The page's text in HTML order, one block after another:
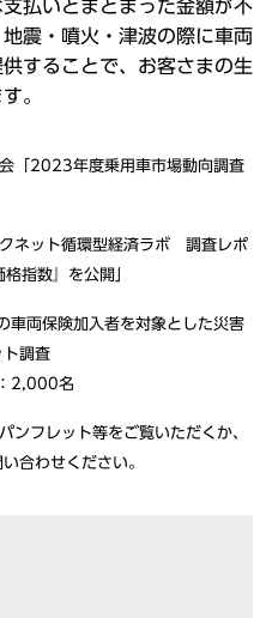
払いとまとまった金額が不
震・噴火・津波の際に車両
することで、お客さまの生
。
「2023年度乗用車市場動向調査
ネット循環型経済ラボ 調査レポ
指数』を公開」
両保険加入者を対象とした災害
ト調査
2,000名
ンフレット等をご覧いただくか、
合わせください。